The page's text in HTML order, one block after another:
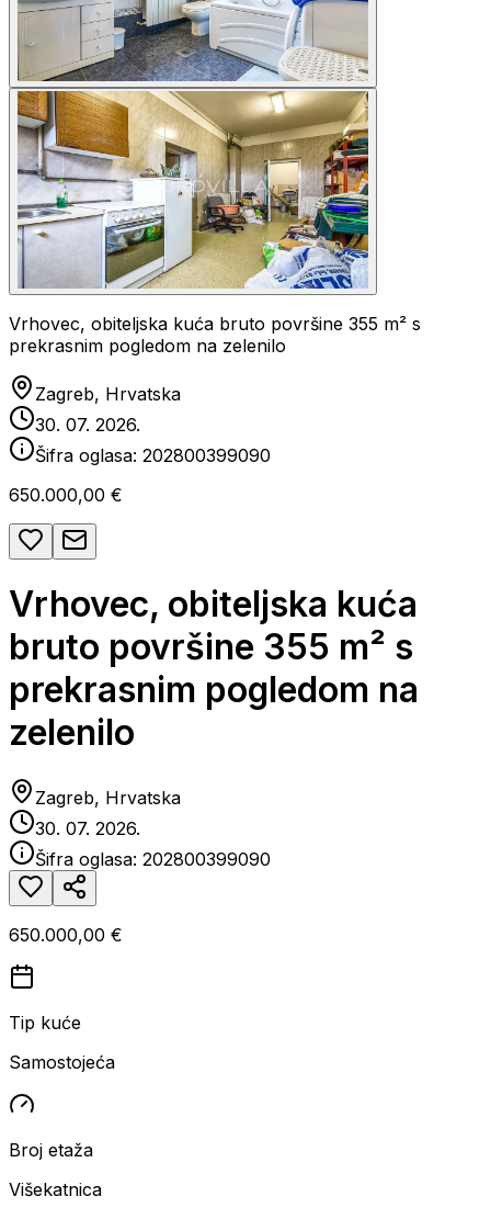
Vrhovec, obiteljska kuća bruto površine 355 m² s
prekrasnim pogledom na zelenilo
Zagreb, Hrvatska
30. 07. 2026.
Šifra oglasa: 202800399090
650.000,00 €
Vrhovec, obiteljska kuća
bruto površine 355 m² s
prekrasnim pogledom na
zelenilo
Zagreb, Hrvatska
30. 07. 2026.
Šifra oglasa: 202800399090
650.000,00 €
Tip kuće
Samostojeća
Broj etaža
Višekatnica